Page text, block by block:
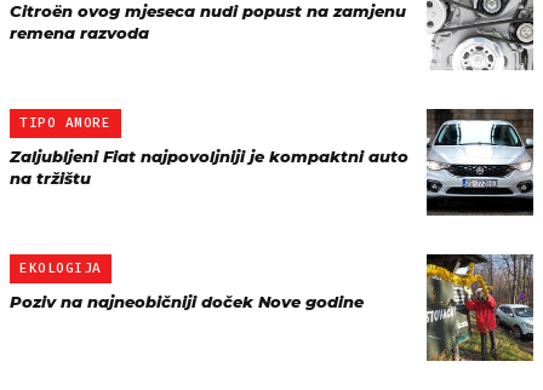
Citroën ovog mjeseca nudi popust na zamjenu
remena razvoda
TIPO AMORE
Zaljubljeni Fiat najpovoljniji je kompaktni auto
na tržištu
EKOLOGIJA
Poziv na najneobičniji doček Nove godine